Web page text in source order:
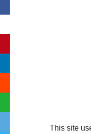
This site